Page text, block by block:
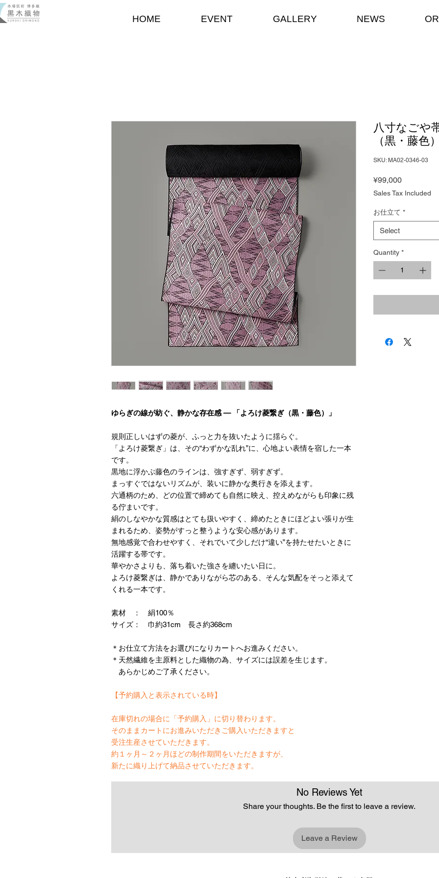
HOME EVENT GALLERY NEWS
ゆらぎの線が紡ぐ、静かな存在感 — 「よろけ菱繋ぎ（黒・藤色）」
規則正しいはずの菱が、ふっと力を抜いたように揺らぐ。
「よろけ菱繋ぎ」は、その“わずかな乱れ”に、心地よい表情を宿した一本
です。
黒地に浮かぶ藤色のラインは、強すぎず、弱すぎず。
まっすぐではないリズムが、装いに静かな奥行きを添えます。
六通柄のため、どの位置で締めても自然に映え、控えめながらも印象に残
る佇まいです。
絹のしなやかな質感はとても扱いやすく、締めたときにほどよい張りが生
まれるため、姿勢がすっと整うような安心感があります。
無地感覚で合わせやすく、それでいて少しだけ“違い”を持たせたいときに
活躍する帯です。
華やかさよりも、落ち着いた強さを纏いたい日に。
よろけ菱繋ぎは、静かでありながら芯のある、そんな気配をそっと添えて
くれる一本です。
素材 ： 絹100％
サイズ： 巾約31cm 長さ約368cm
＊お仕立て方法をお選びになりカートへお進みください。
＊天然繊維を主原料とした織物の為、サイズには誤差を生じます。
あらかじめご了承ください。
【予約購入と表示されている時】
在庫切れの場合に「予約購入」に切り替わります。
そのままカートにお進みいただきご購入いただきますと
受注生産させていただきます。
約１ヶ月～２ヶ月ほどの制作期間をいただきますが、
新たに織り上げて納品させていただきます。
八寸なごや
（黒・藤色）
SKU: MA02-0346-03
¥99,000Price
Sales Tax Included
お仕立て *
Select
Quantity *
No Reviews Yet
Share your thoughts. Be the first to leave a review.
Leave a Review